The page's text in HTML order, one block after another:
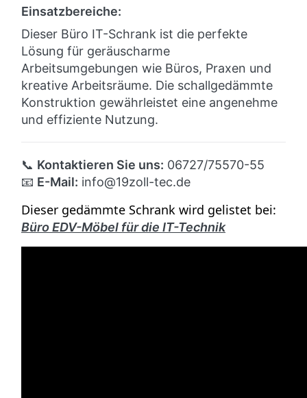
Einsatzbereiche:
Dieser Büro IT-Schrank ist die perfekte
Lösung für geräuscharme
Arbeitsumgebungen wie Büros, Praxen und
kreative Arbeitsräume. Die schallgedämmte
Konstruktion gewährleistet eine angenehme
und effiziente Nutzung.
📞 Kontaktieren Sie uns: 06727/75570-55
📧 E-Mail: info@19zoll-tec.de
Dieser gedämmte Schrank wird gelistet bei:
Büro EDV-Möbel für die IT-Technik